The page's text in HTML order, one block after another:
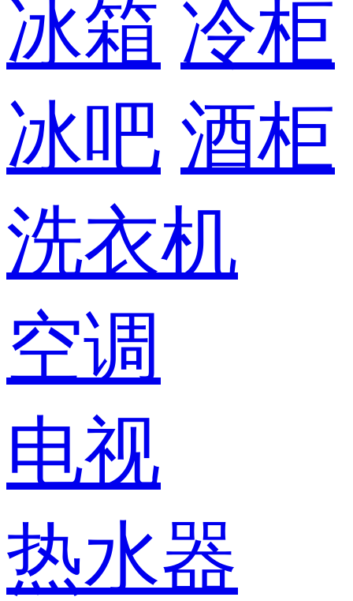
冰箱 冷柜
冰吧 酒柜
洗衣机
空调
电视
热水器